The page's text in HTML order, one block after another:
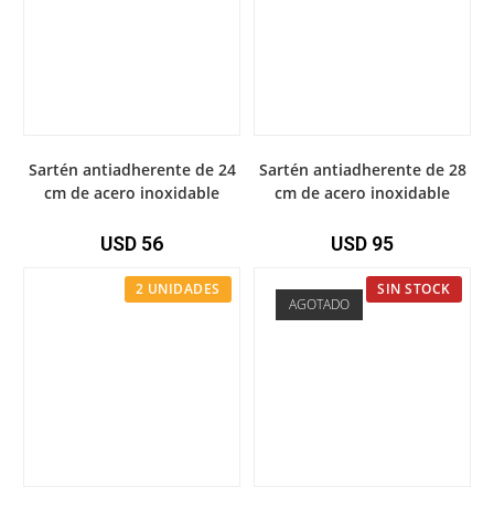
Sartén antiadherente de 24
cm de acero inoxidable
USD 56
Sartén antiadherente de 28
cm de acero inoxidable
USD 95
2 UNIDADES
SIN STOCK
AGOTADO